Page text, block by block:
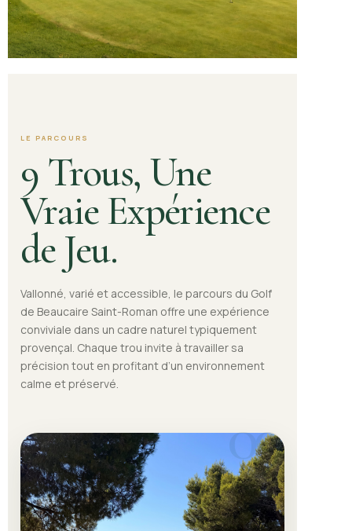
LE PARCOURS
9 Trous, Une
Vraie Expérience
de Jeu.
Vallonné, varié et accessible, le parcours du Golf
de Beaucaire Saint-Roman offre une expérience
conviviale dans un cadre naturel typiquement
provençal. Chaque trou invite à travailler sa
précision tout en profitant d’un environnement
calme et préservé.
09